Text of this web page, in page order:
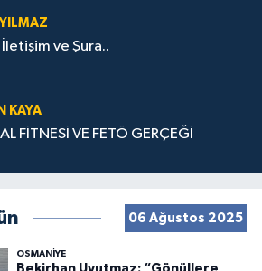
İletişim ve Şura..
KAYA
FİTNESİ VE FETÖ GERÇEĞİ
06 Ağustos 2025
OSMANIYE